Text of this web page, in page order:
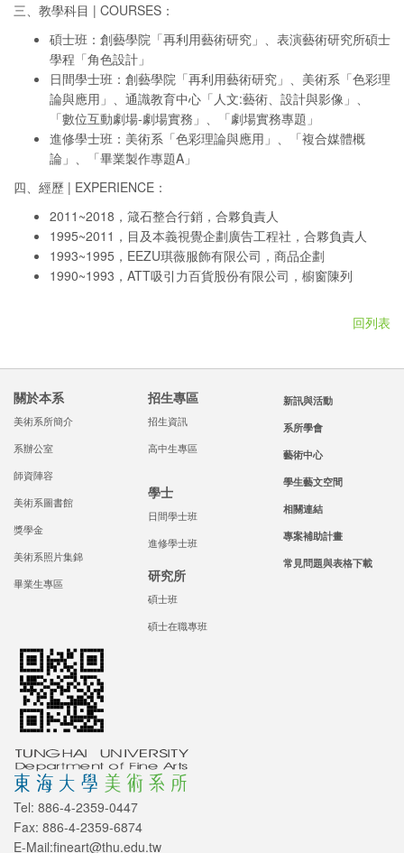
三、教學科目 | COURSES：
碩士班：創藝學院「再利用藝術研究」、表演藝術研究所碩士
學程「角色設計」
日間學士班：創藝學院「再利用藝術研究」、美術系「色彩理
論與應用」、通識教育中心「人文:藝術、設計與影像」、
「數位互動劇場-劇場實務」、「劇場實務專題」
進修學士班：美術系「色彩理論與應用」、「複合媒體概
論」、「畢業製作專題A」
四、經歷 | EXPERIENCE：
2011~2018，箴石整合行銷，合夥負責人
1995~2011，目及本義視覺企劃廣告工程社，合夥負責人
1993~1995，EEZU琪薇服飾有限公司，商品企劃
1990~1993，ATT吸引力百貨股份有限公司，櫥窗陳列
回列表
關於本系
美術系所簡介
系辦公室
師資陣容
美術系圖書館
獎學金
美術系照片集錦
畢業生專區
招生專區
招生資訊
高中生專區
學士
日間學士班
進修學士班
研究所
碩士班
碩士在職專班
新訊與活動
系所學會
藝術中心
學生藝文空間
相關連結
專案補助計畫
常見問題與表格下載
Tel: 886-4-2359-0447
Fax: 886-4-2359-6874
E-Mail:fineart@thu.edu.tw